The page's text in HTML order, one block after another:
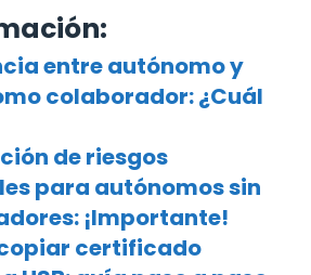
entre autónomo y
colaborador: ¿Cuál
de riesgos
para autónomos sin
¡Importante!
certificado